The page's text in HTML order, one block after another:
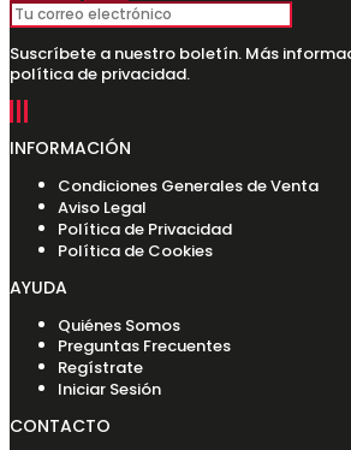
Suscríbete a nuestro boletín. Más
política de privacidad.
INFORMACIÓN
Condiciones Generales de Venta
Aviso Legal
Política de Privacidad
Política de Cookies
AYUDA
Quiénes Somos
Preguntas Frecuentes
Regístrate
Iniciar Sesión
CONTACTO